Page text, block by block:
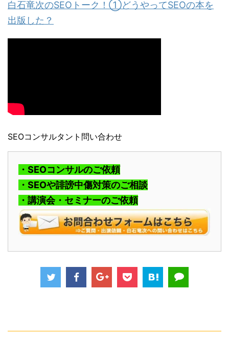
白石竜次のSEOトーク！①どうやってSEOの本を
出版した？
SEOコンサルタント問い合わせ
・SEOコンサルのご依頼
・SEOや誹謗中傷対策のご相談
・講演会・セミナーのご依頼